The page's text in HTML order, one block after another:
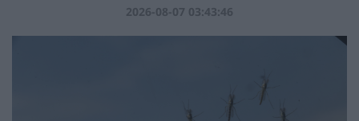
2026-08-07 03:43:46